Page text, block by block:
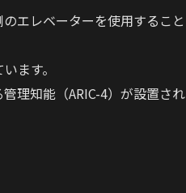
エレベーターを使用すること
ます。
理知能（ARIC-4）が設置され